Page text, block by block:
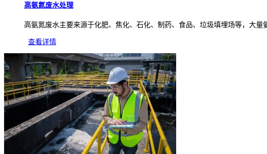
高氨氮废水处理
高氨氮废水主要来源于化肥、焦化、石化、制药、食品、垃圾填埋场等，大
查看详情